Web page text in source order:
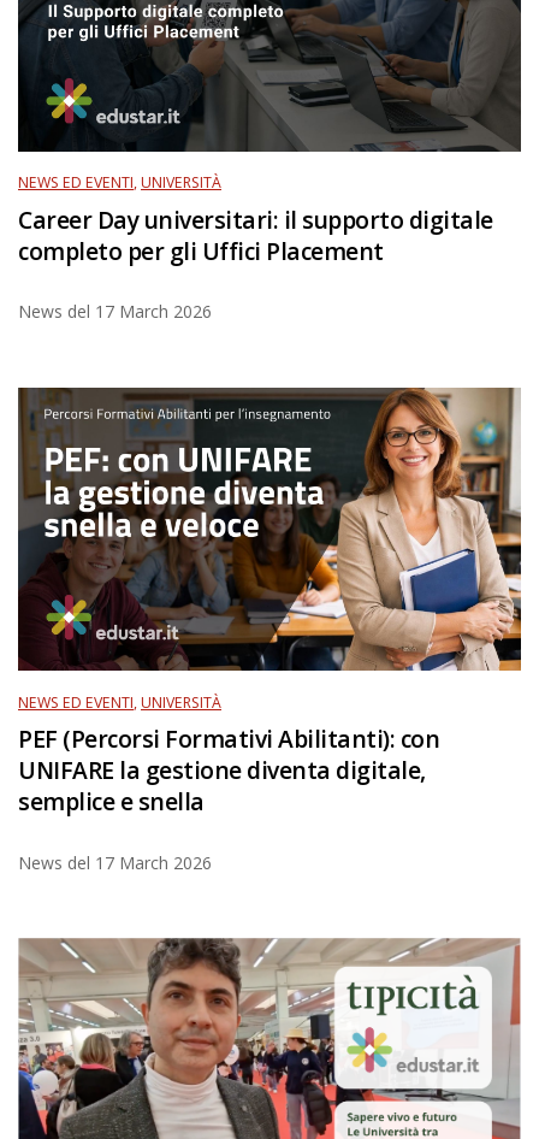
NEWS ED EVENTI,UNIVERSITÀ
Career Day universitari: il supporto digitale
completo per gli Uffici Placement
News del 17 March 2026
NEWS ED EVENTI,UNIVERSITÀ
PEF (Percorsi Formativi Abilitanti): con
UNIFARE la gestione diventa digitale,
semplice e snella
News del 17 March 2026